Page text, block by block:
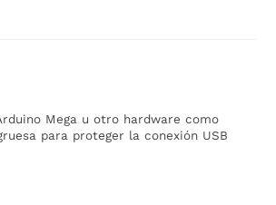
Mega u otro hardware como
para proteger la conexión USB